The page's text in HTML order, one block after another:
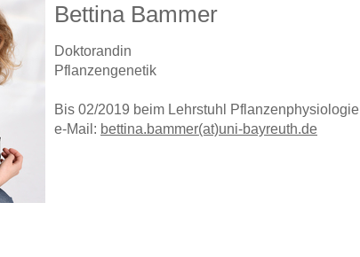
Bettina Bammer
Doktorandin
Pflanzengenetik
Bis 02/2019 beim Lehrstuhl Pflanzenphysiologie
e-Mail: bettina.bammer(at)uni-bayreuth.de